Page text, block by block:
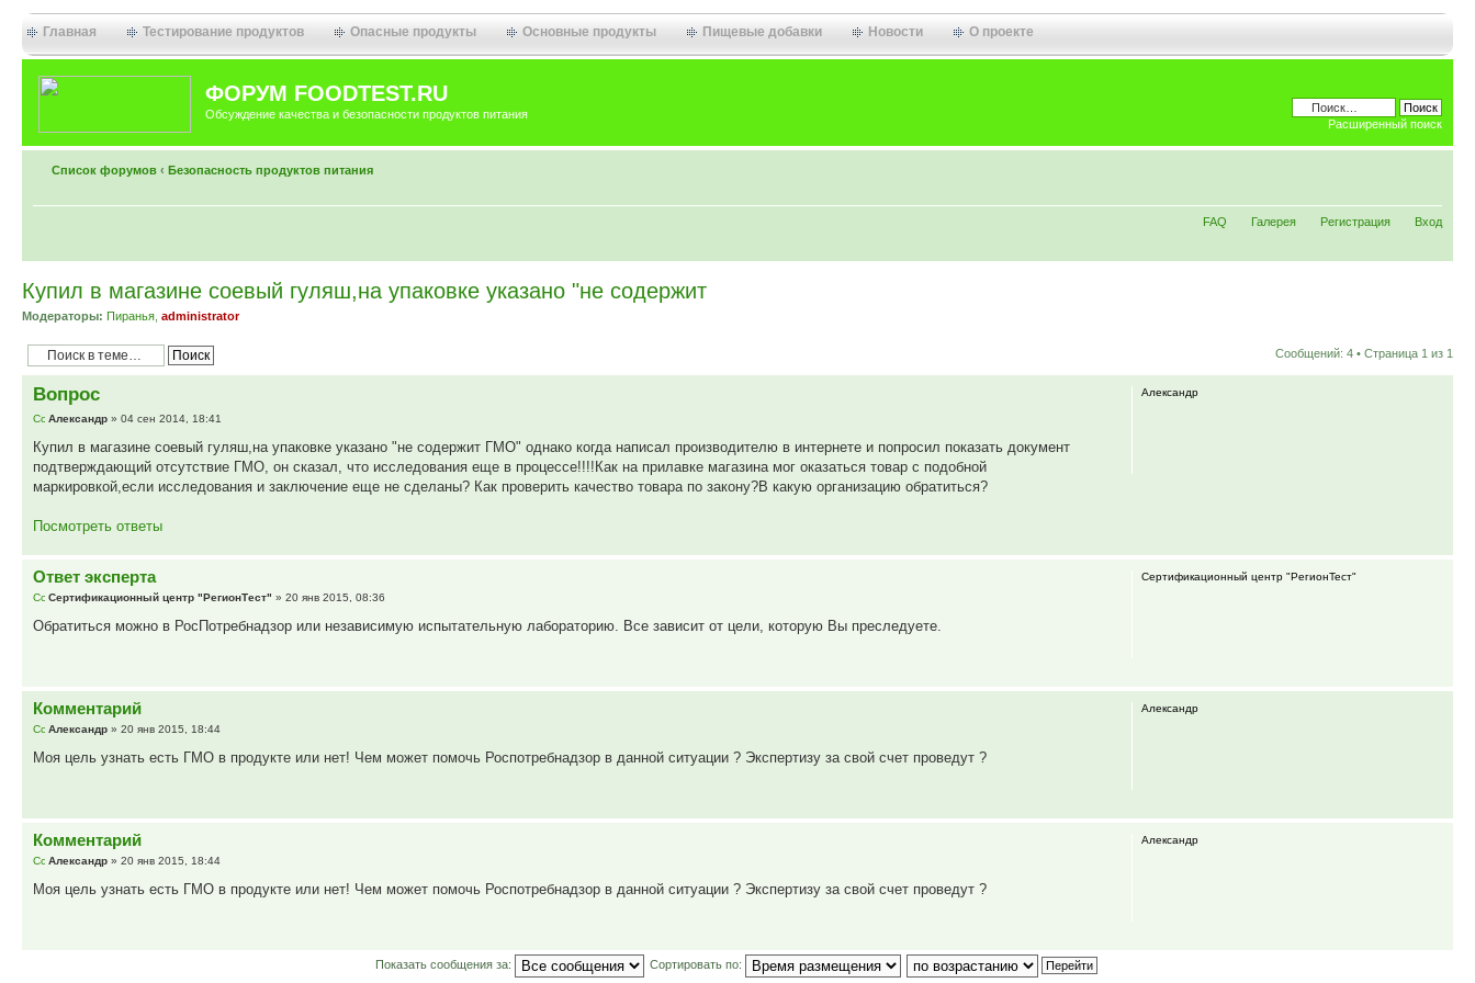
Главная Тестирование продуктов Опасные продукты Основные продукты Пищевые добавки Новости О проекте
ФОРУМ FOODTEST.RU
Обсуждение качества и безопасности продуктов питания
Расширенный поиск
Список форумов ‹ Безопасность продуктов питания
FAQ Галерея Регистрация Вход
Купил в магазине соевый гуляш,на упаковке указано "не содержит
Модераторы: Пиранья administrator
Сообщений: 4 • Страница 1 из 1
Вопрос
Александр » 04 сен 2014, 18:41
Купил в магазине соевый гуляш,на упаковке указано "не содержит ГМО" однако когда написал производителю в интернете и попросил показать документ
подтверждающий отсутствие ГМО, он сказал, что исследования еще в процессе!!!!Как на прилавке магазина мог оказаться товар с подобной
маркировкой,если исследования и заключение еще не сделаны? Как проверить качество товара по закону?В какую организацию обратиться?
Посмотреть ответы
Александр
Ответ эксперта
Сертификационный центр "РегионТест" » 20 янв 2015, 08:36
Обратиться можно в РосПотребнадзор или независимую испытательную лабораторию. Все зависит от цели, которую Вы преследуете.
Сертификационный центр "РегионТест"
Комментарий
Александр » 20 янв 2015, 18:44
Моя цель узнать есть ГМО в продукте или нет! Чем может помочь Роспотребнадзор в данной ситуации ? Экспертизу за свой счет проведут ?
Александр
Комментарий
Александр » 20 янв 2015, 18:44
Моя цель узнать есть ГМО в продукте или нет! Чем может помочь Роспотребнадзор в данной ситуации ? Экспертизу за свой счет проведут ?
Александр
Показать сообщения за: Сортировать по: